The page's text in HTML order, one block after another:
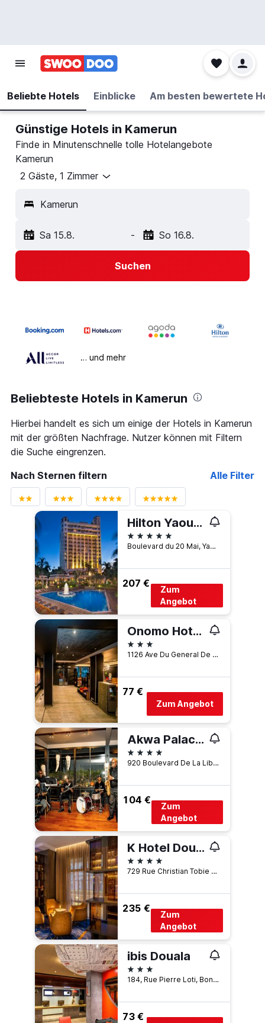
Beliebte Hotels Einblicke Am besten bewertete
Günstige Hotels in Kamerun
Finde in Minutenschnelle tolle Hotelangebote
Kamerun
2 Gäste, 1 Zimmer
Kamerun
Sa 15.8. - So 16.8.
Suchen
… und mehr
Beliebteste Hotels in Kamerun
Hierbei handelt es sich um einige der Hotels in Kamerun
mit der größten Nachfrage. Nutzer können mit Filtern
die Suche eingrenzen.
Nach Sternen filtern
Alle Filter
Hilton Yaounde
5 Sterne
Boulevard du 20 Mai, Yaoundé, Kamerun
207 €
Zum
Angebot
Onomo Hotel Douala
3 Sterne
1126 Ave Du General De Gaulle, Douala, Kamerun
77 €
Zum Angebot
Akwa Palace Douala
4 Sterne
920 Boulevard De La Liberte, Douala, Kamerun
104 €
Zum
Angebot
K Hotel Douala
4 Sterne
729 Rue Christian Tobie Kuoh Bonanjo, Douala, Kamerun
235 €
Zum
Angebot
ibis Douala
3 Sterne
184, Rue Pierre Loti, Bonanjo, Douala, Kamerun
73 €